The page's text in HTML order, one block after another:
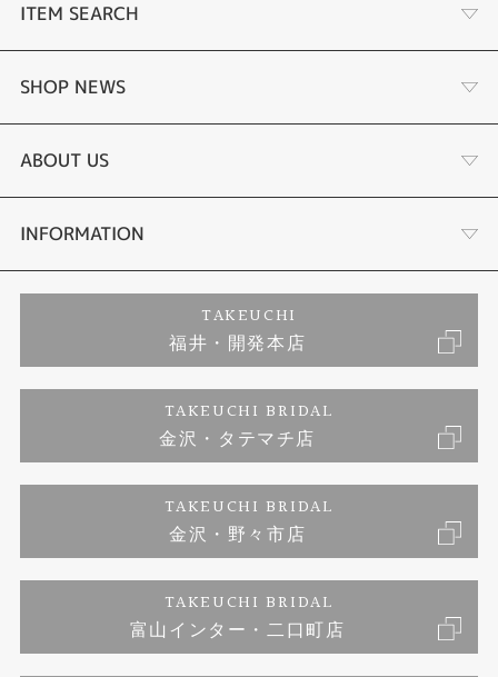
ITEM SEARCH
婚約指輪
結婚指輪
セットリング
エタニティリング
婚約ネックレス
SHOP NEWS
サプライズプロポーズ相談室
ダイヤモンドカッターブランド
アフターメンテナンス
富山指輪工房｜手作りペアリング
富山指輪工房｜手作り結婚指輪 and 婚約指輪
富山指輪工房｜手作り婚約指輪プロポーズプラン
ABOUT US
店舗情報
お問い合わせ
INFORMATION
プライバシーポリシー
TAKEUCHI
福井・開発本店
TAKEUCHI BRIDAL
金沢・タテマチ店
TAKEUCHI BRIDAL
金沢・野々市店
TAKEUCHI BRIDAL
富山インター・二口町店